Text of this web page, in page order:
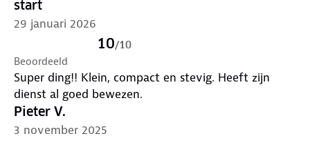
start
29 januari 2026
10/10
Beoordeeld
Super ding!! Klein, compact en stevig. Heeft zijn
dienst al goed bewezen.
Pieter V.
3 november 2025